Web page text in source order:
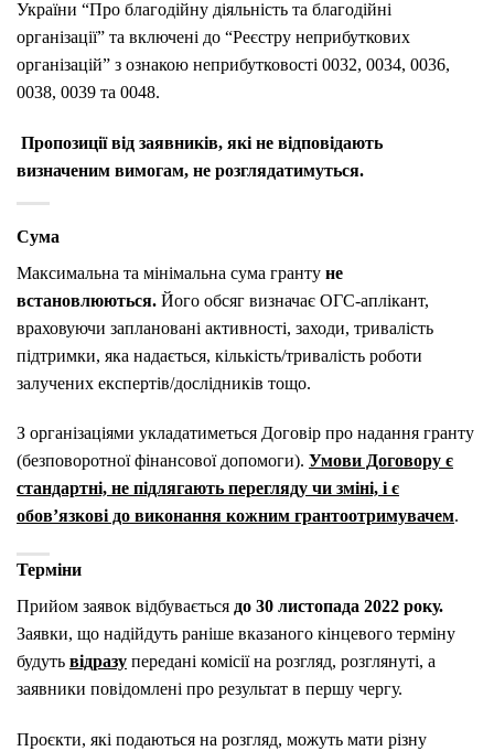
України “Про благодійну діяльність та благодійні
організації” та включені до “Реєстру неприбуткових
організацій” з ознакою неприбутковості 0032, 0034, 0036,
0038, 0039 та 0048.
Пропозиції від заявників, які не відповідають
визначеним вимогам, не розглядатимуться.
Сума
Максимальна та мінімальна сума гранту не
встановлюються. Його обсяг визначає ОГС-аплікант,
враховуючи заплановані активності, заходи, тривалість
підтримки, яка надається, кількість/тривалість роботи
залучених експертів/дослідників тощо.
З організаціями укладатиметься Договір про надання гранту
(безповоротної фінансової допомоги). Умови Договору є
стандартні, не підлягають перегляду чи зміні, і є
обов’язкові до виконання кожним грантоотримувачем.
Терміни
Прийом заявок відбувається до 30 листопада 2022 року.
Заявки, що надійдуть раніше вказаного кінцевого терміну
будуть відразу передані комісії на розгляд, розглянуті, а
заявники повідомлені про результат в першу чергу.
Проєкти, які подаються на розгляд, можуть мати різну